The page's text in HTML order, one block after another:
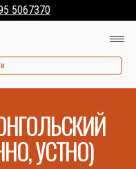
5067370
УСТНО)